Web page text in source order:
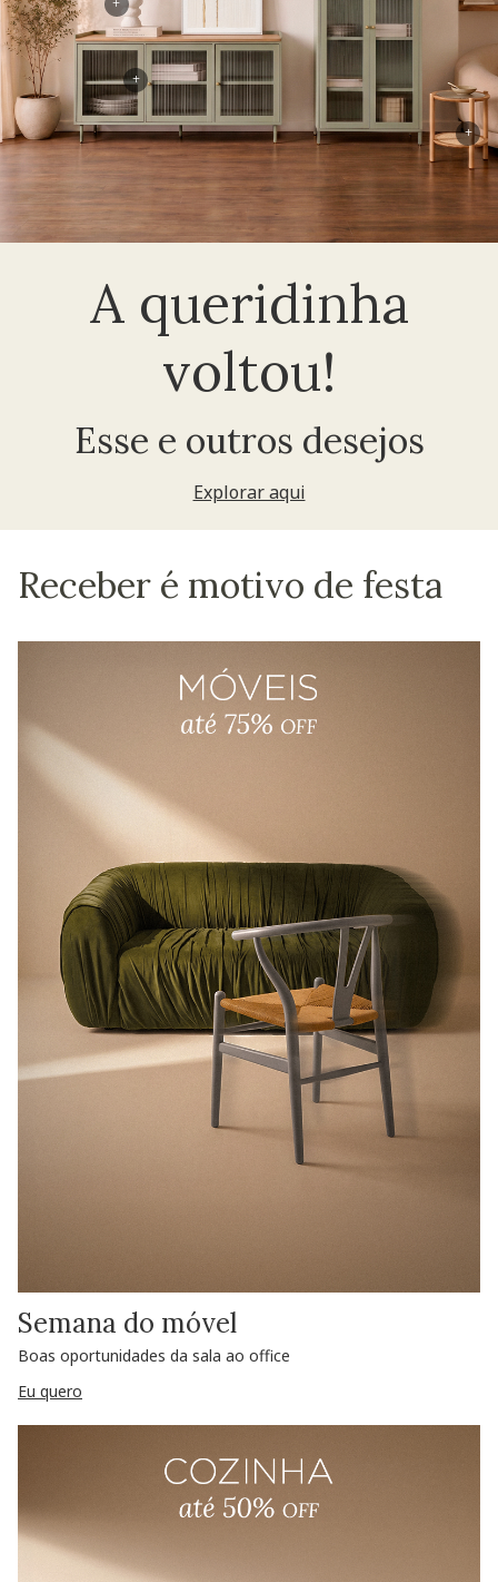
A queridinha
voltou!
Esse e outros desejos
Explorar aqui
+
+
+
Receber é motivo de festa
Semana do móvel
Boas oportunidades da sala ao office
Eu quero